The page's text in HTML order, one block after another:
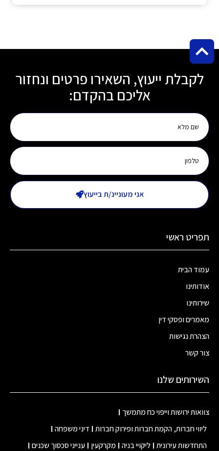
לקבלת ייעוץ, השאירו פרטים ונחזור
אליכם בהקדם:
אני מעוניינ/ת בייעוץ
תפריט ראשי
עמוד הבית
אודותינו
שירותינו
מאמרים ופסקי דין
הצהרת נגישות
צור קשר
השירותים שלנו
צוואות ירושות וייפוי כח מתמשך
ליווי חברות, הקמת חברות ופירוק חברות
דיני משפחה
התחדשות עירונית ליקויי בניה מקרקעין
ענייני סכסוך שכנים